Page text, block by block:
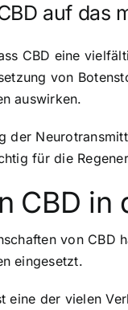
auf das
CBD eine
von
auswirken.
der
für die
CBD in
von CBD
eingesetzt.
eine der vielen